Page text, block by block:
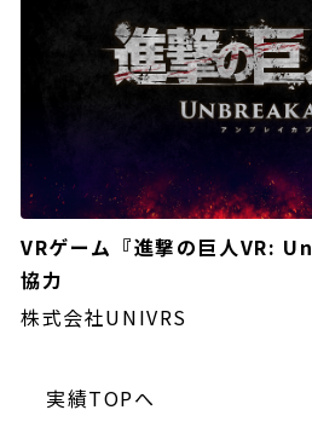
VRゲーム『進撃の巨人VR:
協力
株式会社UNIVRS
実績TOPへ